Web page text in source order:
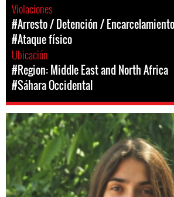
Violaciones
#Arresto / Detención / Encarcelamiento
#Ataque físico
Ubicación
#Region: Middle East and North Africa
#Sáhara Occidental